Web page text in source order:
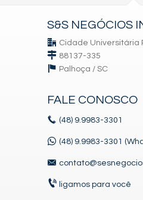
S&S NEGÓCIOS
Cidade Universitária
88137-335
Palhoça / SC
FALE CONOSCO
(48) 9.9983-3301
(48) 9.9983-3301
ligamos para você